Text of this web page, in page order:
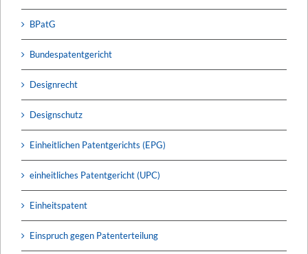
BPatG
Bundespatentgericht
Designrecht
Designschutz
Einheitlichen Patentgerichts (EPG)
einheitliches Patentgericht (UPC)
Einheitspatent
Einspruch gegen Patenterteilung